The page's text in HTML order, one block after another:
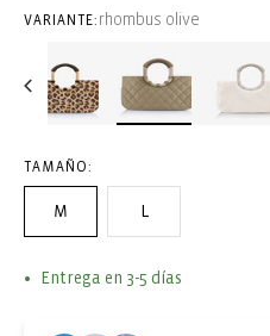
VARIANTE: rhombus olive
TAMAÑO:
M L
Entrega en 3-5 días